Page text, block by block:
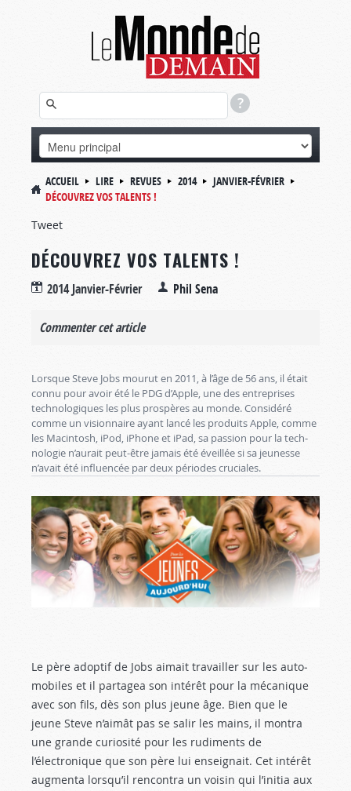
ACCUEIL LIRE REVUES 2014
JANVIER-FÉVRIER
DÉCOUVREZ VOS TALENTS !
Tweet
DÉCOUVREZ VOS TALENTS !
2014 Janvier-Février Phil Sena
Commenter cet article
Lorsque Steve Jobs mourut en 2011, à l’âge de 56 ans, il était
connu pour avoir été le PDG d’Apple, une des entreprises
technologiques les plus prospères au monde. Considéré
comme un visionnaire ayant lancé les produits Apple, comme
les Macintosh, iPod, iPhone et iPad, sa passion pour la tech­
nologie n’aurait peut-être jamais été éveillée si sa jeu­nesse
n’avait été influencée par deux périodes cruciales.
Le père adoptif de Jobs aimait travailler sur les auto­
mobiles et il partagea son intérêt pour la mécanique
avec son fils, dès son plus jeune âge. Bien que le
jeune Steve n’aimât pas se salir les mains, il montra
une grande cu­riosité pour les rudiments de
l’électronique que son père lui enseignait. Cet intérêt
augmenta lorsqu’il rencontra un voisin qui l’initia aux